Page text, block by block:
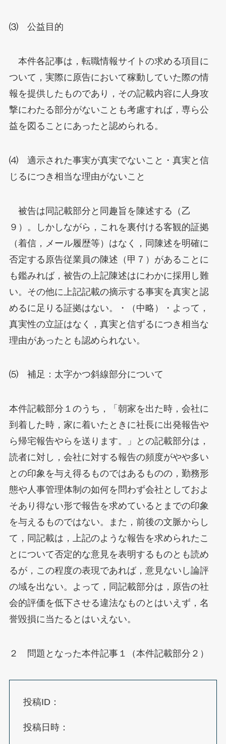
⑶ 公益目的
本件各記事は，転職情報サイトの求める項目に
ついて，実際に原告において稼動していた際の情
報を提供したものであり，その記載内容に人身攻
撃にわたる部分がないことも考慮すれば，専ら公
益を図ることにあったと認められる。
⑷ 適示された事実が真実でないこと・真実と信
じるにつき相当な理由がないこと
被告は同記載部分と同趣旨を陳述する（乙
９）。しかしながら，これを裏付ける客観的証拠
（着信，メール履歴等）はなく，同陳述を明確に
否定する原告従業員の陳述（甲７）があることに
も鑑みれば，被告の上記陳述はにわかに採用し難
い。その他に上記記載の摘示する事実を真実と認
めるに足りる証拠はない。・（中略）・よって，
真実性の立証はなく，真実と信ずるにつき相当な
理由があったとも認められない。
⑸ 補足：太字かつ斜線部分について
本件記載部分１のうち，「朝家を出た時，会社に
到着した時，家に着いたときに社長に出発報告や
ら帰宅報告やらを送ります。」との記載部分は，
読者に対し，会社に対する報告の頻度がやや多い
との印象を与え得るものではあるものの，勤務形
態や人事管理体制の如何を問わず会社としておよ
そあり得ない形で報告を求めているとまでの印象
を与えるものではない。また，前後の文脈からし
て，同記載は，上記のような報告を求められたこ
とについて否定的な意見を表明するものとも読め
るが，この程度の表現であれば，意見ないし論評
の域を出ない。よって，同記載部分は，原告の社
会的評価を低下させる違法なものとはいえず，名
誉毀損に当たるとはいえない。
２ 問題となった本件記事１（本件記載部分２）
投稿ID：
投稿日時：